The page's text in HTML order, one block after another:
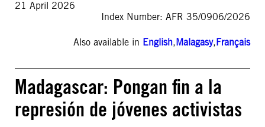
21 April 2026
Index Number: AFR 35/0906/2026
Also available in English,Malagasy,Français
Madagascar: Pongan fin a la
represión de jóvenes activistas